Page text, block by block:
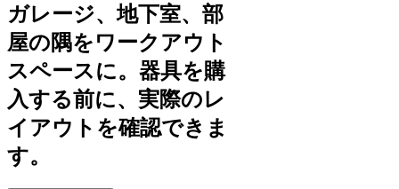
ガレージ、地下室、部
屋の隅をワークアウト
スペースに。器具を購
入する前に、実際のレ
イアウトを確認できま
す。